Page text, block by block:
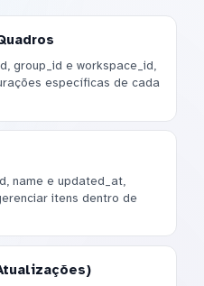
group_id e workspace_id,
específicas de cada
name e updated_at,
itens dentro de